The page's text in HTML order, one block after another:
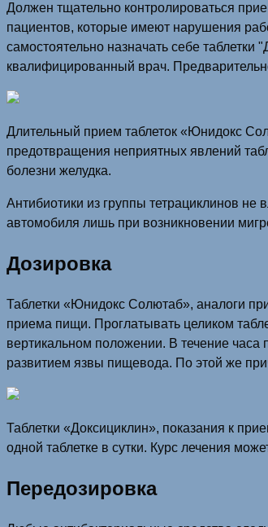
Должен тщательно контролироваться
пациентов, которые имеют нарушения
самостоятельно назначать себе
квалифицированный врач.
Длительный прием таблеток «Юнидокс
предотвращения неприятных явлений
болезни желудка.
Антибиотики из группы тетрациклинов
автомобиля лишь при возникновении
Дозировка
Таблетки «Юнидокс Солютаб», аналоги
приема пищи. Проглатывать целиком
вертикальном положении. В течение часа
развитием язвы пищевода. По этой же
Таблетки «Доксициклин», показания к
одной таблетке в сутки. Курс лечения
Передозировка